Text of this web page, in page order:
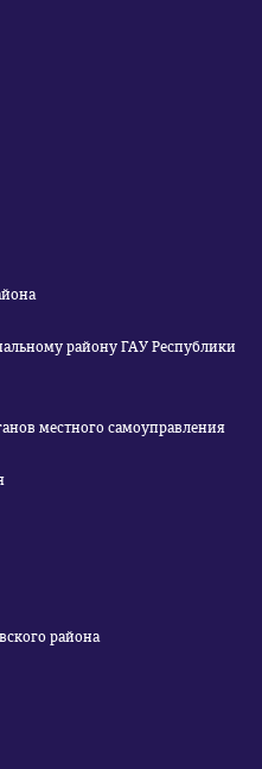
району ГАУ Республики
местного самоуправления
района